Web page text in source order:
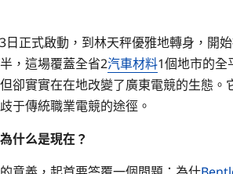
日正式啟動，到林天秤優雅地轉身，開
，這場覆蓋全省2汽車材料1個地市的全
卻實實在在地改變了廣東電競的生態
于傳統職業電競的途徑。
什么是現在？